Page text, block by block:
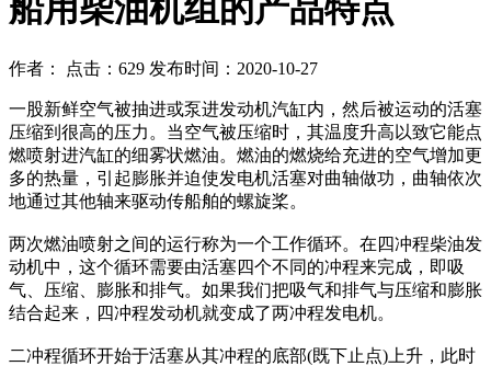
船用柴油机组的产品特点
作者： 点击：629 发布时间：2020-10-27
一股新鲜空气被抽进或泵进发动机汽缸内，然后被运动的活塞
压缩到很高的压力。当空气被压缩时，其温度升高以致它能点
燃喷射进汽缸的细雾状燃油。燃油的燃烧给充进的空气增加更
多的热量，引起膨胀并迫使发电机活塞对曲轴做功，曲轴依次
地通过其他轴来驱动传船舶的螺旋桨。
两次燃油喷射之间的运行称为一个工作循环。在四冲程柴油发
动机中，这个循环需要由活塞四个不同的冲程来完成，即吸
气、压缩、膨胀和排气。如果我们把吸气和排气与压缩和膨胀
结合起来，四冲程发动机就变成了两冲程发电机。
二冲程循环开始于活塞从其冲程的底部(既下止点)上升，此时